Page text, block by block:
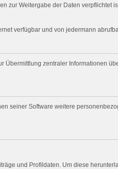
zur Weitergabe der Daten verpflichtet
verfügbar und von jedermann
zentraler Informationen
seiner Software weitere
und Profildaten. Um diese